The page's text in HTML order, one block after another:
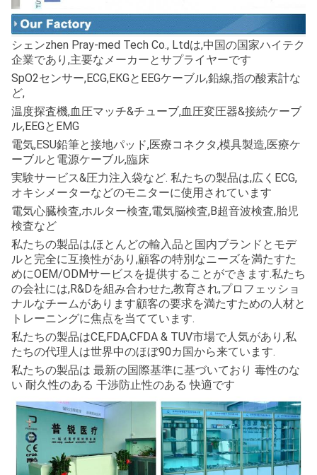
シェンzhen Pray-med Tech Co., Ltdは,中国の国家ハイテク
企業であり,主要なメーカーとサプライヤーです
SpO2センサー,ECG,EKGとEEGケーブル,鉛線,指の酸素計な
ど,
温度探査機,血圧マッチ&チューブ,血圧変圧器&接続ケーブ
ル,EEGとEMG
電気,ESU鉛筆と接地パッド,医療コネクタ,模具製造,医療ケ
ーブルと電源ケーブル,臨床
実験サービス&圧力注入袋など. 私たちの製品は,広くECG,
オキシメーターなどのモニターに使用されています
電気心臓検査,ホルター検査,電気脳検査,B超音波検査,胎児
検査など
私たちの製品は,ほとんどの輸入品と国内ブランドとモデ
ルと完全に互換性があり,顧客の特別なニーズを満たすた
めにOEM/ODMサービスを提供することができます.私たち
の会社には,R&Dを組み合わせた,教育され,プロフェッショ
ナルなチームがあります顧客の要求を満たすための人材と
トレーニングに焦点を当てています.
私たちの製品はCE,FDA,CFDA & TUV市場で人気があり,私
たちの代理人は世界中のほぼ90カ国から来ています.
私たちの製品は 最新の国際基準に基づいており 毒性のな
い 耐久性のある 干渉防止性のある 快適です